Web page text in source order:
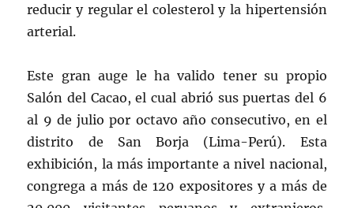
reducir y regular el colesterol y la hipertensión
arterial.
Este gran auge le ha valido tener su propio
Salón del Cacao, el cual abrió sus puertas del 6
al 9 de julio por octavo año consecutivo, en el
distrito de San Borja (Lima-Perú). Esta
exhibición, la más importante a nivel nacional,
congrega a más de 120 expositores y a más de